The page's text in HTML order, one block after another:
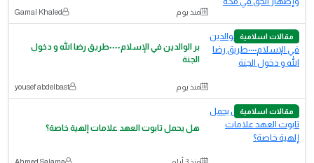
منذ يوم Gamal Khaled
مقالات اسلامية
بر الوالدين في الإسلام٠٠٠٠طريق رضا الله و دخول
الجنة
منذ يوم yousef abdelbast
مقالات اسلامية
هل يحمل تابوت العهد علامات إلهية خاصة؟